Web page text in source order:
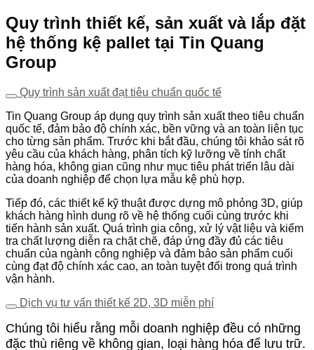
Quy trình thiết kế, sản xuất và lắp đặt
hệ thống kệ pallet tại Tin Quang
Group
Quy trình sản xuất đạt tiêu chuẩn quốc tế
Tin Quang Group áp dụng quy trình sản xuất theo tiêu chuẩn
quốc tế, đảm bảo độ chính xác, bền vững và an toàn liên tục
cho từng sản phẩm. Trước khi bắt đầu, chúng tôi khảo sát rõ
yêu cầu của khách hàng, phân tích kỹ lưỡng về tính chất
hàng hóa, không gian cũng như mục tiêu phát triển lâu dài
của doanh nghiệp để chọn lựa mẫu kệ phù hợp.
Tiếp đó, các thiết kế kỹ thuật được dựng mô phỏng 3D, giúp
khách hàng hình dung rõ về hệ thống cuối cùng trước khi
tiến hành sản xuất. Quá trình gia công, xử lý vật liệu và kiểm
tra chất lượng diễn ra chặt chẽ, đáp ứng đầy đủ các tiêu
chuẩn của ngành công nghiệp và đảm bảo sản phẩm cuối
cùng đạt độ chính xác cao, an toàn tuyệt đối trong quá trình
vận hành.
Dịch vụ tư vấn thiết kế 2D, 3D miễn phí
Chúng tôi hiểu rằng mỗi doanh nghiệp đều có những
đặc thù riêng về không gian, loại hàng hóa để lưu trữ.